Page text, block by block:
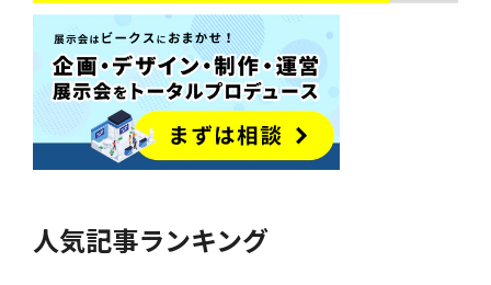
人気記事ランキング